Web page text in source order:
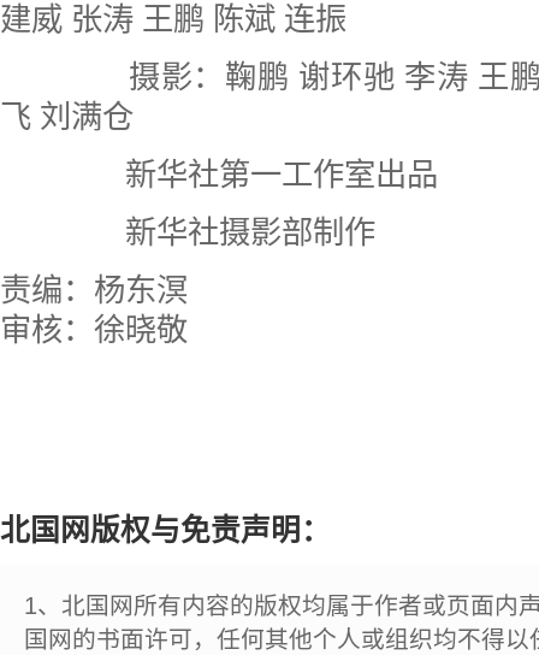
建威 张涛 王鹏 陈斌 连振
摄影：鞠鹏 谢环驰 李涛 王鹏
飞 刘满仓
新华社第一工作室出品
新华社摄影部制作
责编：杨东溟
审核：徐晓敬
北国网版权与免责声明：
1、北国网所有内容的版权均属于作者或页面内
国网的书面许可，任何其他个人或组织均不得